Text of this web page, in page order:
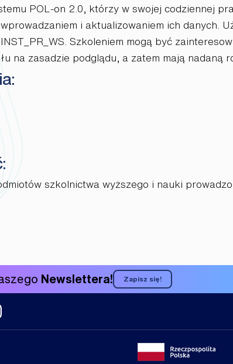
POL-on 2.0, którzy w swojej codziennej
i aktualizowaniem ich danych.
PR_ WS. Szkoleniem mogą być
na zasadzie podglądu, a zatem mają nadaną
szkolnictwa wyższego i nauki
Newslettera! Zapisz się!
Portal
gov.pl